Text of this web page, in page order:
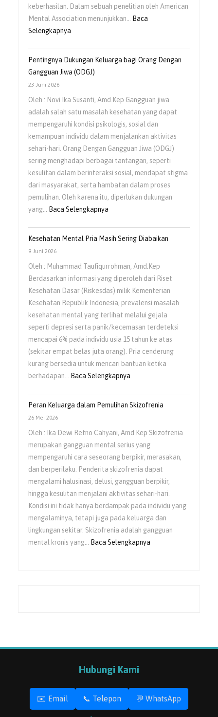
keberhasilan. Dalam sebuah penelitian oleh American
Mental Association menunjukkan…
Baca
Selengkapnya
Menumbuhkan
Rasa
Percaya
Diri
Anak
Pentingnya Dukungan Keluarga bagi Orang Dengan
Gangguan Jiwa (ODGJ)
23 Juni 2026
Oleh : Novi Ika Susanti, Amd.Kep Gangguan jiwa
adalah salah satu masalah kesehatan yang dapat
mempengaruhi kondisi psikologis, sosial dan
kemampuan individu dalam menjalankan aktivitas
sehari-hari. Orang Dengan Gangguan Jiwa (ODGJ)
sering menghadapi berbagai tantangan, seperti
kesulitan dalam berinteraksi sosial, mendapat stigma
dari masyarakat, serta hambatan dalam proses
pemulihan. Oleh karena itu, diperlukan dukungan
yang…
Baca Selengkapnya
Orang
Dengan
Gangguan
Jiwa
(ODGJ)
Kesehatan Mental Pria Masih Sering Diabaikan
9 Juni 2026
Oleh : Muhammad Taufiqurrohman, Amd.Kep
Berdasarkan informasi yang diperoleh dari Riset
Kesehatan Dasar (Riskesdas) milik Kementerian
Kesehatan Republik Indonesia, prevalensi masalah
kesehatan mental yang terlihat melalui gejala
seperti depresi serta panik/kecemasan terdeteksi
mencapai 6% pada individu usia 15 tahun ke atas
(sekitar empat belas juta orang). Pria cenderung
kurang bersedia untuk mencari bantuan ketika
berhadapan…
Baca Selengkapnya
Sering
Diabaikan
Peran Keluarga dalam Pemulihan Skizofrenia
26 Mei 2026
Oleh : Ika Dewi Retno Cahyani, Amd.Kep Skizofrenia
merupakan gangguan mental serius yang
mempengaruhi cara seseorang berpikir, merasakan,
dan berperilaku. Penderita skizofrenia dapat
mengalami halusinasi, delusi, gangguan berpikir,
hingga kesulitan menjalani aktivitas sehari-hari.
Kondisi ini tidak hanya berdampak pada individu yang
mengalaminya, tetapi juga pada keluarga dan
lingkungan sekitar. Skizofrenia adalah gangguan
mental kronis yang…
Baca Selengkapnya
Hubungi Kami
✉️ Email 📞 Telepon 💬 WhatsApp